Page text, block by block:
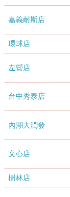
嘉義耐斯店
環球店
左營店
台中秀泰店
內湖大潤發
文心店
樹林店